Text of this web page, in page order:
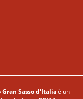
Sasso d'Italiaè un